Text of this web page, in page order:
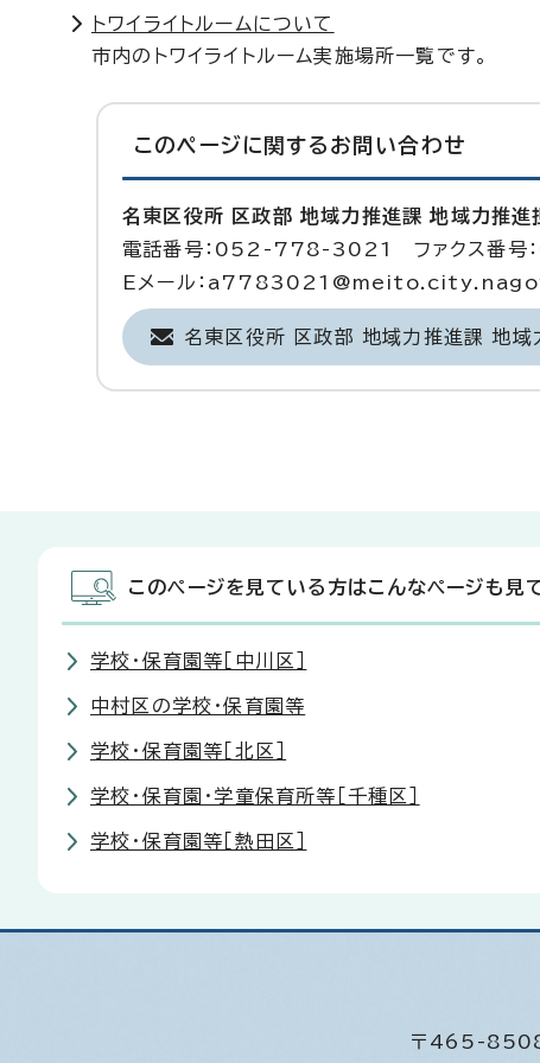
トワイライトルームについて
市内のトワイライトルーム実施場所一覧です。
このページに関する お問い合わせ
名東区役所 区政部 地域力推進課 地域力推進
電話番号：052-778-3021 ファクス番
Eメール：
名東区役所 区政部 地域力推進課 地域
このページを見ている方はこんなページも見
学校・保育園等［中川区］
中村区の学校・保育園等
学校・保育園等［北区］
学校・保育園・学童保育所等［千種区］
学校・保育園等［熱田区］
〒465-